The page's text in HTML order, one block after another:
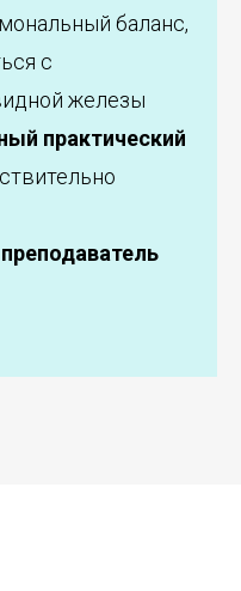
баланс,
с
железы
практический